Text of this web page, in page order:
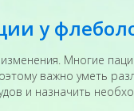
у
Многие
важно уметь
и назначить